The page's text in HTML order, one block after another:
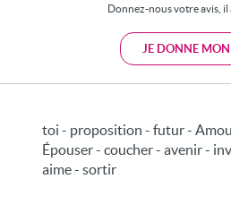
Donnez-nous votre avis, il
JE DONNE
toi - proposition - futur -
Épouser - coucher - avenir -
aime - sortir